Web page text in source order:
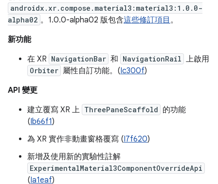
androidx.xr.compose.material3:material3:1.0.0-
alpha02 。1.0.0-alpha02 版包含這些修訂項目 。
新功能
在 XR NavigationBar 和 NavigationRail 上啟用
Orbiter 屬性自訂功能。(Ic300f)
API 變更
建立覆寫 XR 上 ThreePaneScaffold 的功能
(Ib66f1)
為 XR 實作非動畫窗格覆寫 (I7f620)
新增及使用新的實驗性註解
ExperimentalMaterial3ComponentOverrideApi
(Ia1eaf)